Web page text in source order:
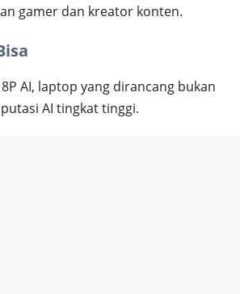
gamer dan kreator konten.
AI, laptop yang dirancang bukan
AI tingkat tinggi.